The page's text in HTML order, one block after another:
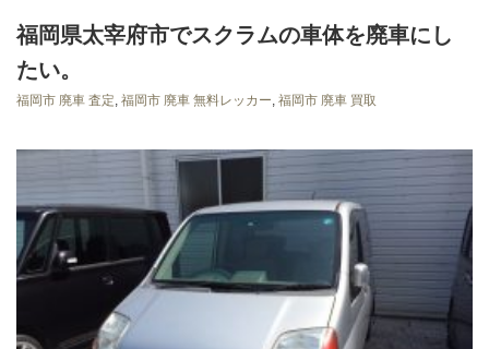
福岡県太宰府市でスクラムの車体を廃車にし
たい。
福岡市 廃車 査定, 福岡市 廃車 無料レッカー, 福岡市 廃車 買取